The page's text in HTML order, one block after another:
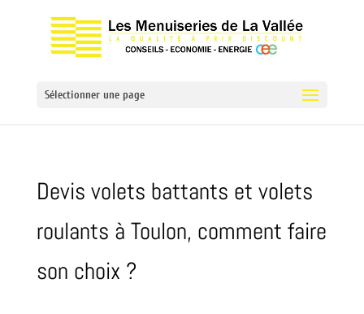
Sélectionner une page
Devis volets battants et volets
roulants à Toulon, comment faire
son choix ?